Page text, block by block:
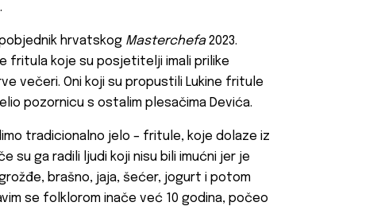
hrvatskog Masterchefa2023.
fritula koje su posjetitelji imali prilike
večeri. Oni koji su propustili Lukine fritule
pozornicu s ostalim plesačima Devića.
tradicionalno jelo – fritule, koje dolaze iz
su ga radili ljudi koji nisu bili imućni jer je
brašno, jaja, šećer, jogurt i potom
se folklorom inače već 10 godina, počeo